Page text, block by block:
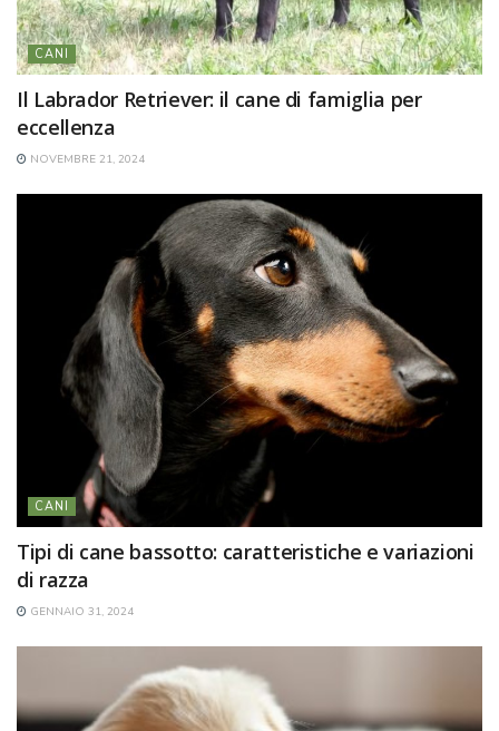
CANI
Il Labrador Retriever: il cane di famiglia per
eccellenza
NOVEMBRE 21, 2024
CANI
Tipi di cane bassotto: caratteristiche e variazioni
di razza
GENNAIO 31, 2024